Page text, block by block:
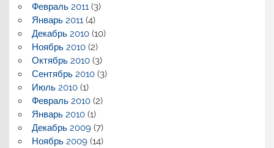
Февраль 2011(3)
Январь 2011(4)
Декабрь 2010(10)
Ноябрь 2010(2)
Октябрь 2010(3)
Сентябрь 2010(3)
Июль 2010(1)
Февраль 2010(2)
Январь 2010(1)
Декабрь 2009(7)
Ноябрь 2009(14)